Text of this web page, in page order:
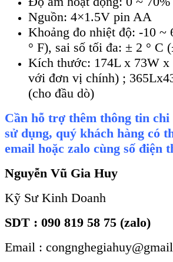
Nguồn: 4×1.5V pin AA
Khoảng đo nhiệt độ: -10 ~
° F), sai số tối đa: ± 2 ° C
Kích thước: 174L x 73W x
với đơn vị chính) ;
(cho đầu dò)
Cần hỗ trợ thêm thông tin
sử dụng, quý khách hàng có
email hoặc zalo cùng số điện
Nguyễn Vũ Gia Huy
Kỹ Sư Kinh Doanh
SDT : 090 819 58 75 (zalo)
Email :